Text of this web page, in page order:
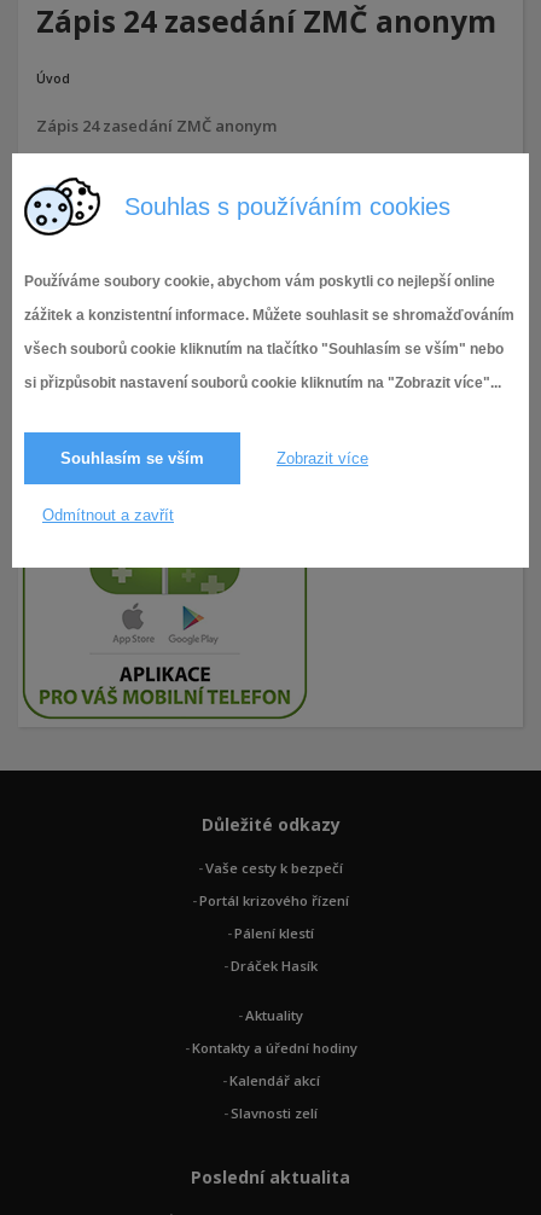
Souhlas s používáním cookies
Používáme soubory cookie, abychom vám poskytli co nejlepší online
zážitek a konzistentní informace. Můžete souhlasit se shromažďováním
všech souborů cookie kliknutím na tlačítko "Souhlasím se vším" nebo
si přizpůsobit nastavení souborů cookie kliknutím na "Zobrazit více"...
Souhlasím se vším Zobrazit více
Odmítnout a zavřít
Zápis 24 zasedání ZMČ anonym
Úvod
Zápis 24 zasedání ZMČ anonym
8.9.2022
Důležité odkazy
Vaše cesty k bezpečí
Portál krizového řízení
Pálení klestí
Dráček Hasík
Aktuality
Kontakty a úřední hodiny
Kalendář akcí
Slavnosti zelí
Poslední aktualita